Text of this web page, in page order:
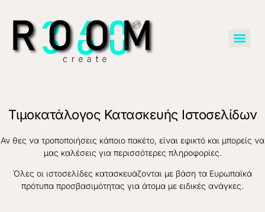
Τιμοκατάλογος Κατασκευής Ιστοσελίδων
Αν θες να τροποποιήσεις κάποιο πακέτο, είναι εφικτό και μπορείς να
μας καλέσεις για περισσότερες πληροφορίες.
Όλες οι ιστοσελίδες κατασκευάζονται με βάση τα Ευρωπαϊκά
πρότυπα προσβασιμότητας για άτομα με ειδικές ανάγκες.